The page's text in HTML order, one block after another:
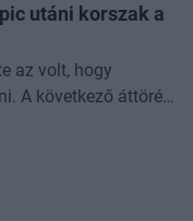
utáni korszak a
az volt, hogy
A következő áttörés